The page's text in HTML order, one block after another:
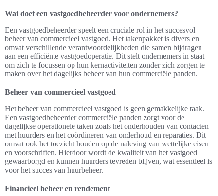
Wat doet een vastgoedbeheerder voor ondernemers?
Een vastgoedbeheerder speelt een cruciale rol in het succesvol
beheer van commercieel vastgoed. Het takenpakket is divers en
omvat verschillende verantwoordelijkheden die samen bijdragen
aan een efficiënte vastgoedoperatie. Dit stelt ondernemers in staat
om zich te focussen op hun kernactiviteiten zonder zich zorgen te
maken over het dagelijks beheer van hun commerciële panden.
Beheer van commercieel vastgoed
Het beheer van commercieel vastgoed is geen gemakkelijke taak.
Een vastgoedbeheerder commerciële panden zorgt voor de
dagelijkse operationele taken zoals het onderhouden van contacten
met huurders en het coördineren van onderhoud en reparaties. Dit
omvat ook het toezicht houden op de naleving van wettelijke eisen
en voorschriften. Hierdoor wordt de kwaliteit van het vastgoed
gewaarborgd en kunnen huurders tevreden blijven, wat essentieel is
voor het succes van huurbeheer.
Financieel beheer en rendement